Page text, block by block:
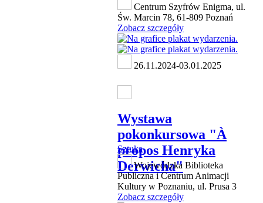
Centrum Szyfrów Enigma, ul.
Św. Marcin 78, 61-809 Poznań
Zobacz szczegóły
26.11.2024-03.01.2025
Wystawa
pokonkursowa "À
propos Henryka
Derwicha"
Sztuka
Wojewódzka Biblioteka
Publiczna i Centrum Animacji
Kultury w Poznaniu, ul. Prusa 3
Zobacz szczegóły